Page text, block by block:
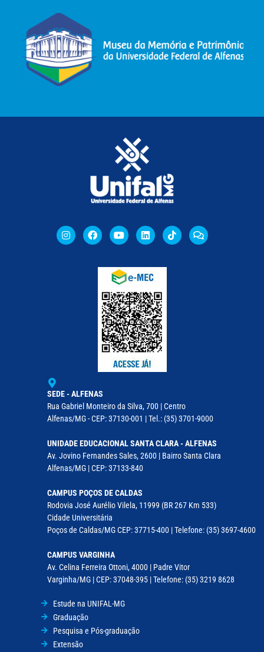
SEDE - ALFENAS
Rua Gabriel Monteiro da Silva, 700 | Centro
Alfenas/MG - CEP: 37130-001 | Tel.: (35) 3701-9000
UNIDADE EDUCACIONAL SANTA CLARA - ALFENAS
Av. Jovino Fernandes Sales, 2600 | Bairro Santa Clara
Alfenas/MG | CEP: 37133-840
CAMPUS POÇOS DE CALDAS
Rodovia José Aurélio Vilela, 11999 (BR 267 Km 533)
Cidade Universitária
Poços de Caldas/MG CEP: 37715-400 | Telefone: (35) 3697-4600
CAMPUS VARGINHA
Av. Celina Ferreira Ottoni, 4000 | Padre Vitor
Varginha/MG | CEP: 37048-395 | Telefone: (35) 3219 8628
Estude na UNIFAL-MG
Graduação
Pesquisa e Pós-graduação
Extensão